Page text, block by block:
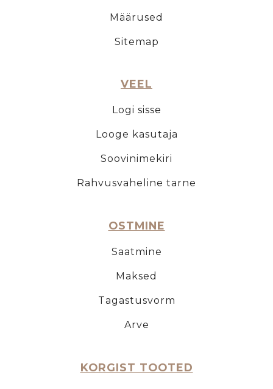
Määrused
Sitemap
VEEL
Logi sisse
Looge kasutaja
Soovinimekiri
Rahvusvaheline tarne
OSTMINE
Saatmine
Maksed
Tagastusvorm
Arve
KORGIST TOOTED